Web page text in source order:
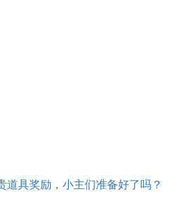
具奖励，小主们准备好了吗？